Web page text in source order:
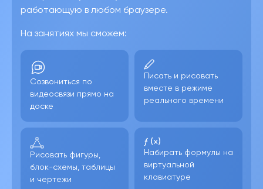
работающую в любом браузере.
На занятиях мы сможем:
Созвониться по
видеосвязи прямо на
доске
Писать и рисовать
вместе в режиме
реального времени
Рисовать фигуры,
блок-схемы, таблицы
и чертежи
Набирать формулы на
виртуальной
клавиатуре